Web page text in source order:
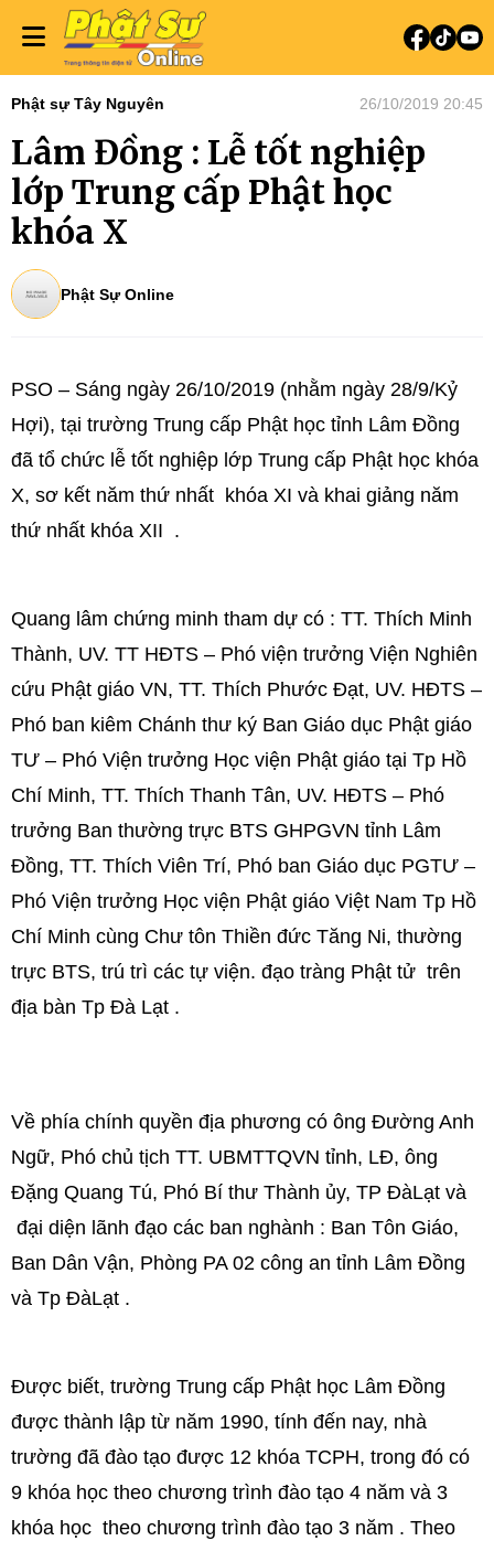
Phật sự Tây Nguyên 26/10/2019 20:45
Lâm Đồng : Lễ tốt nghiệp
lớp Trung cấp Phật học
khóa X
Phật Sự Online
PSO – Sáng ngày 26/10/2019 (nhằm ngày 28/9/Kỷ
Hợi), tại trường Trung cấp Phật học tỉnh Lâm Đồng
đã tổ chức lễ tốt nghiệp lớp Trung cấp Phật học khóa
X, sơ kết năm thứ nhất khóa XI và khai giảng năm
thứ nhất khóa XII .
Quang lâm chứng minh tham dự có : TT. Thích Minh
Thành, UV. TT HĐTS – Phó viện trưởng Viện Nghiên
cứu Phật giáo VN, TT. Thích Phước Đạt, UV. HĐTS –
Phó ban kiêm Chánh thư ký Ban Giáo dục Phật giáo
TƯ – Phó Viện trưởng Học viện Phật giáo tại Tp Hồ
Chí Minh, TT. Thích Thanh Tân, UV. HĐTS – Phó
trưởng Ban thường trực BTS GHPGVN tỉnh Lâm
Đồng, TT. Thích Viên Trí, Phó ban Giáo dục PGTƯ –
Phó Viện trưởng Học viện Phật giáo Việt Nam Tp Hồ
Chí Minh cùng Chư tôn Thiền đức Tăng Ni, thường
trực BTS, trú trì các tự viện. đạo tràng Phật tử trên
địa bàn Tp Đà Lạt .
Về phía chính quyền địa phương có ông Đường Anh
Ngữ, Phó chủ tịch TT. UBMTTQVN tỉnh, LĐ, ông
Đặng Quang Tú, Phó Bí thư Thành ủy, TP ĐàLạt và
đại diện lãnh đạo các ban nghành : Ban Tôn Giáo,
Ban Dân Vận, Phòng PA 02 công an tỉnh Lâm Đồng
và Tp ĐàLạt .
Được biết, trường Trung cấp Phật học Lâm Đồng
được thành lập từ năm 1990, tính đến nay, nhà
trường đã đào tạo được 12 khóa TCPH, trong đó có
9 khóa học theo chương trình đào tạo 4 năm và 3
khóa học theo chương trình đào tạo 3 năm . Theo